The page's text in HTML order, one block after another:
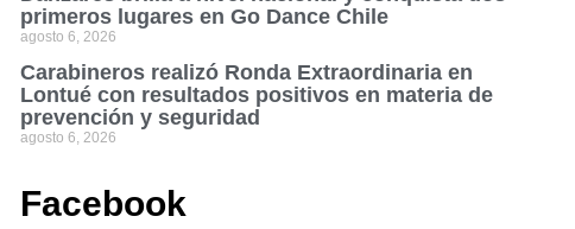
primeros lugares en Go Dance Chile
agosto 6, 2026
Carabineros realizó Ronda Extraordinaria en
Lontué con resultados positivos en materia de
prevención y seguridad
agosto 6, 2026
Facebook